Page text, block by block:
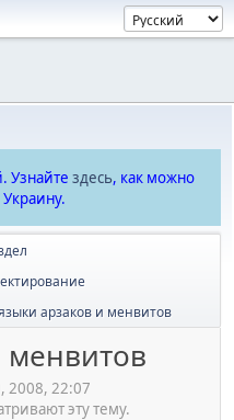
Узнайте здесь, как можно
арзаков и менвитов
менвитов
2008, 22:07
эту тему.